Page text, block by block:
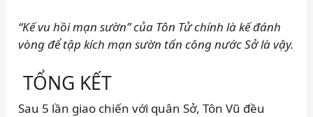
“Kế vu hồi mạn sườn” của Tôn Tử chính là kế đánh
vòng để tập kích mạn sườn tấn công nước Sở là vậy.
TỔNG KẾT
Sau 5 lần giao chiến với quân Sở, Tôn Vũ đều